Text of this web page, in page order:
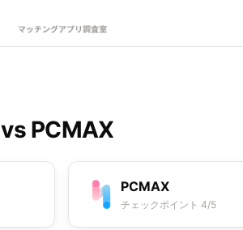
vs PCMAX
PCMAX
チェックポイント 4/5